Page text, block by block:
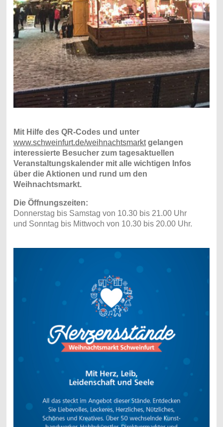
Mit Hilfe des QR-Codes und unter
www.schweinfurt.de/weihnachtsmarkt gelangen
interessierte Besucher zum tagesaktuellen
Veranstaltungskalender mit alle wichtigen Infos
über die Aktionen und rund um den
Weihnachtsmarkt.
Die Öffnungszeiten:
Donnerstag bis Samstag von 10.30 bis 21.00 Uhr
und Sonntag bis Mittwoch von 10.30 bis 20.00 Uhr.